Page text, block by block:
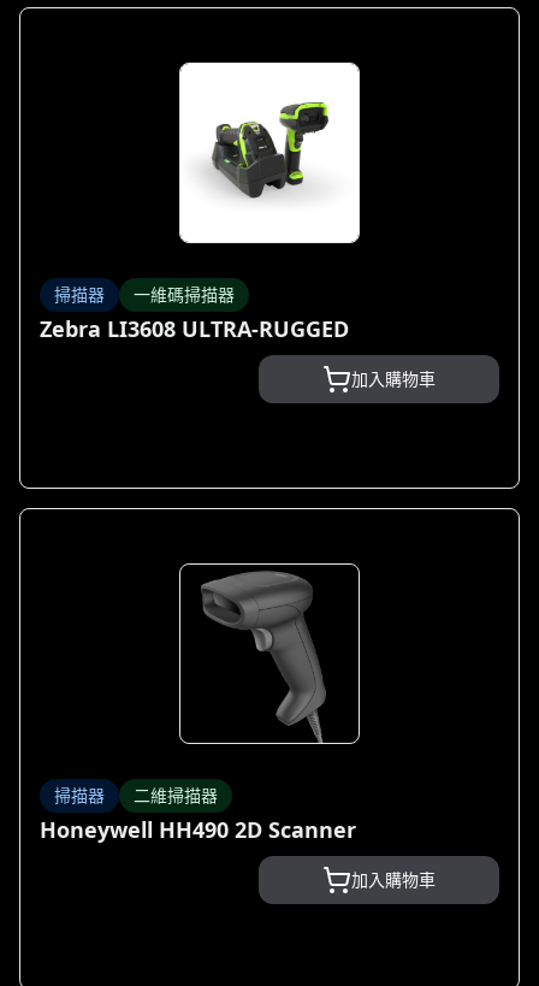
掃描器 一維碼掃描器
Zebra LI3608 ULTRA-RUGGED
加入購物車
掃描器 二維掃描器
Honeywell HH490 2D Scanner
加入購物車